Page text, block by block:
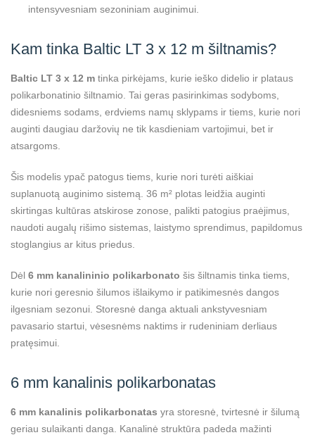
intensyvesniam sezoniniam auginimui.
Kam tinka Baltic LT 3 x 12 m šiltnamis?
Baltic LT 3 x 12 m tinka pirkėjams, kurie ieško didelio ir plataus
polikarbonatinio šiltnamio. Tai geras pasirinkimas sodyboms,
didesniems sodams, erdviems namų sklypams ir tiems, kurie nori
auginti daugiau daržovių ne tik kasdieniam vartojimui, bet ir
atsargoms.
Šis modelis ypač patogus tiems, kurie nori turėti aiškiai
suplanuotą auginimo sistemą. 36 m² plotas leidžia auginti
skirtingas kultūras atskirose zonose, palikti patogius praėjimus,
naudoti augalų rišimo sistemas, laistymo sprendimus, papildomus
stoglangius ar kitus priedus.
Dėl 6 mm kanalininio polikarbonato šis šiltnamis tinka tiems,
kurie nori geresnio šilumos išlaikymo ir patikimesnės dangos
ilgesniam sezonui. Storesnė danga aktuali ankstyvesniam
pavasario startui, vėsesnėms naktims ir rudeniniam derliaus
pratęsimui.
6 mm kanalinis polikarbonatas
6 mm kanalinis polikarbonatas yra storesnė, tvirtesnė ir šilumą
geriau sulaikanti danga. Kanalinė struktūra padeda mažinti